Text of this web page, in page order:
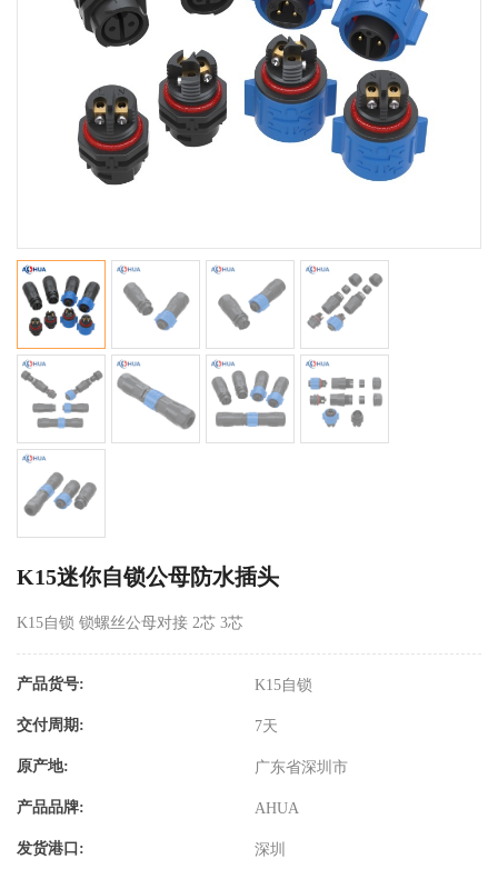
K15迷你自锁公母防水插头
K15自锁 锁螺丝公母对接 2芯 3芯
产品货号: K15自锁
交付周期: 7天
原产地: 广东省深圳市
产品品牌: AHUA
发货港口: 深圳